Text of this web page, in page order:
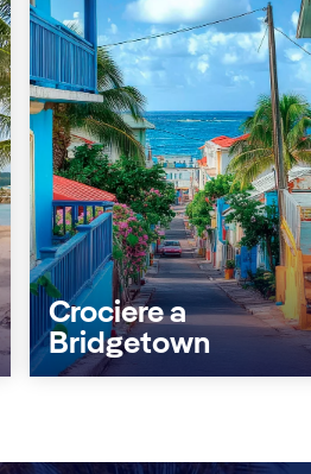
Crociere a
Bridgetown